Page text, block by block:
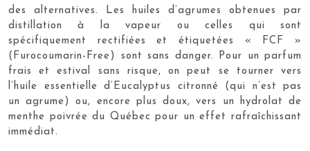
des alternatives. Les huiles d’agrumes obtenues par
distillation à la vapeur ou celles qui sont
spécifiquement rectifiées et étiquetées « FCF »
(Furocoumarin-Free) sont sans danger. Pour un parfum
frais et estival sans risque, on peut se tourner vers
l’huile essentielle d’Eucalyptus citronné (qui n’est pas
un agrume) ou, encore plus doux, vers un hydrolat de
menthe poivrée du Québec pour un effet rafraîchissant
immédiat.